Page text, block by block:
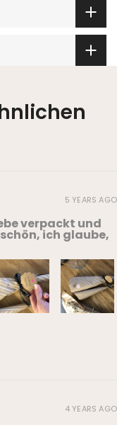
verpackt und
ich glaube,
5 YEARS AGO
4 YEARS AGO